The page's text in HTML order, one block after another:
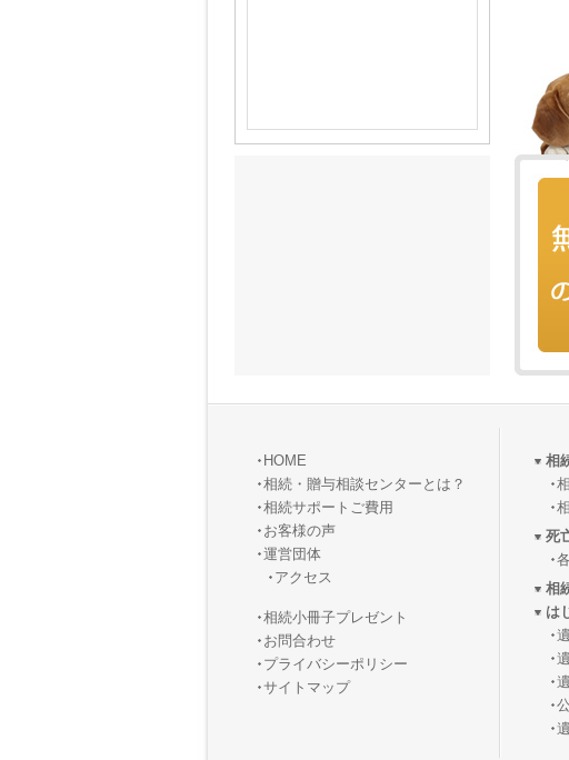
HOME
相続・贈与相談センターとは？
相続サポートご費用
お客様の声
運営団体
アクセス
相続小冊子プレゼント
お問合わせ
プライバシーポリシー
サイトマップ
相
死
相
は